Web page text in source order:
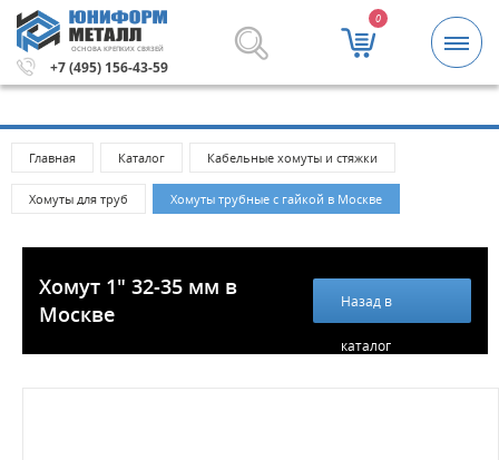
ОСНОВА КРЕПКИХ СВЯЗЕЙ
+7 (495) 156-43-59
0
Метизы и крепежные изделия оптом. Минимальная
Главная Каталог Кабельные хомуты и стяжки
Хомуты для труб Хомуты трубные с гайкой в Москве
Хомут 1" 32-35 мм в
Москве
Назад в
каталог